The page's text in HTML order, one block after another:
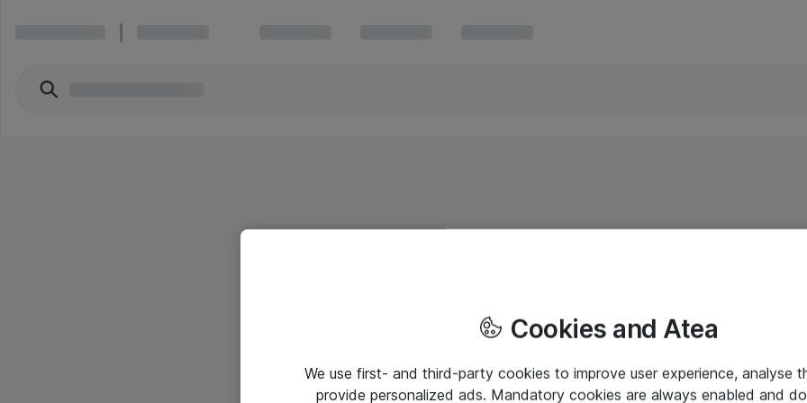
Cookies and Atea
We use first- and third-party cookies to improve user experience, analyse
provide personalized ads. Mandatory cookies are always enabled and